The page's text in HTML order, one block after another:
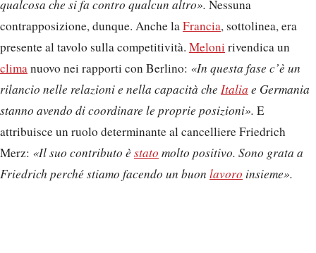
qualcosa che si fa contro qualcun altro». Nessuna
contrapposizione, dunque. Anche laFrancia, sottolinea, era
presente al tavolo sulla competitività. Meloni rivendica un
climanuovo nei rapporti con Berlino: «In questa fase c’è un
rilancio nelle relazioni e nella capacità che Italia e Germania
stanno avendo di coordinare le proprie posizioni». E
attribuisce un ruolo determinante al cancelliere Friedrich
Merz: «Il suo contributo è stato molto positivo. Sono grata a
Friedrich perché stiamo facendo un buon lavoro insieme».